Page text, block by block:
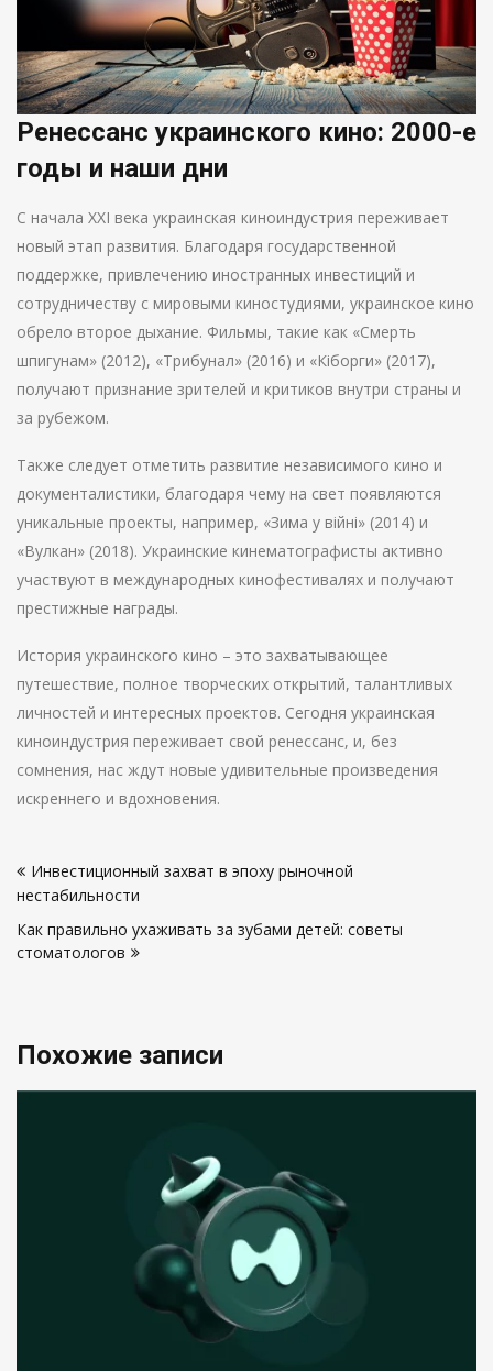
Ренессанс украинского кино: 2000-е
годы и наши дни
С начала XXI века украинская киноиндустрия переживает
новый этап развития. Благодаря государственной
поддержке, привлечению иностранных инвестиций и
сотрудничеству с мировыми киностудиями, украинское кино
обрело второе дыхание. Фильмы, такие как «Смерть
шпигунам» (2012), «Трибунал» (2016) и «Кіборги» (2017),
получают признание зрителей и критиков внутри страны и
за рубежом.
Также следует отметить развитие независимого кино и
документалистики, благодаря чему на свет появляются
уникальные проекты, например, «Зима у війні» (2014) и
«Вулкан» (2018). Украинские кинематографисты активно
участвуют в международных кинофестивалях и получают
престижные награды.
История украинского кино – это захватывающее
путешествие, полное творческих открытий, талантливых
личностей и интересных проектов. Сегодня украинская
киноиндустрия переживает свой ренессанс, и, без
сомнения, нас ждут новые удивительные произведения
искреннего и вдохновения.
по
записям
Инвестиционный захват в эпоху рыночной
нестабильности
Как правильно ухаживать за зубами детей: советы
стоматологов
Похожие записи